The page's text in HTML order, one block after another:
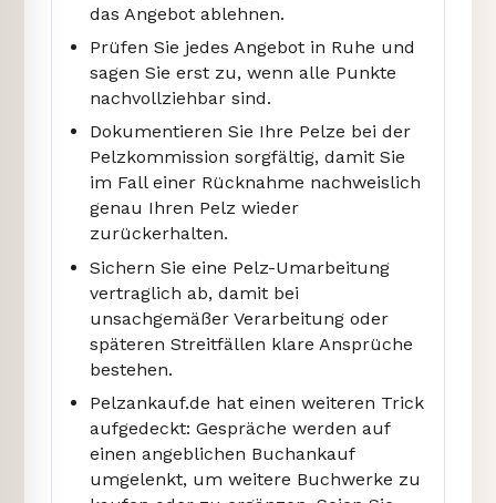
das Angebot ablehnen.
Prüfen Sie jedes Angebot in Ruhe und
sagen Sie erst zu, wenn alle Punkte
nachvollziehbar sind.
Dokumentieren Sie Ihre Pelze bei der
Pelzkommission sorgfältig, damit Sie
im Fall einer Rücknahme nachweislich
genau Ihren Pelz wieder
zurückerhalten.
Sichern Sie eine Pelz-Umarbeitung
vertraglich ab, damit bei
unsachgemäßer Verarbeitung oder
späteren Streitfällen klare Ansprüche
bestehen.
Pelzankauf.de hat einen weiteren Trick
aufgedeckt: Gespräche werden auf
einen angeblichen Buchankauf
umgelenkt, um weitere Buchwerke zu